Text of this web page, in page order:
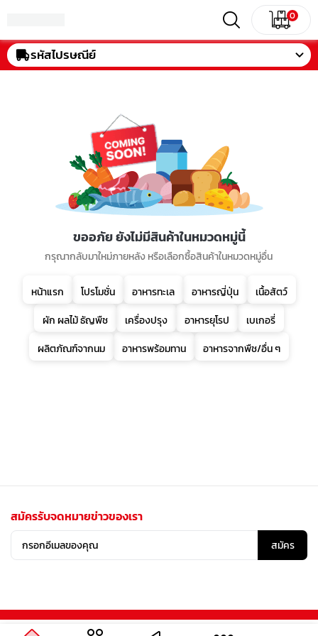
0
รหัสไปรษณีย์
ขออภัย ยังไม่มีสินค้าในหมวดหมู่นี้
กรุณากลับมาใหม่ภายหลัง หรือเลือกซื้อสินค้าในหมวดหมู่อื่น
หน้าแรก โปรโมชั่น อาหารทะเล อาหารญี่ปุ่น
เนื้อสัตว์
ผัก ผลไม้ ธัญพืช
เครื่องปรุง อาหารยุโรป
เบเกอรี่
ผลิตภัณฑ์จากนม
อาหารพร้อมทาน อาหารจากพืช/อื่น ๆ
สมัครรับจดหมายข่าวของเรา
สมัคร